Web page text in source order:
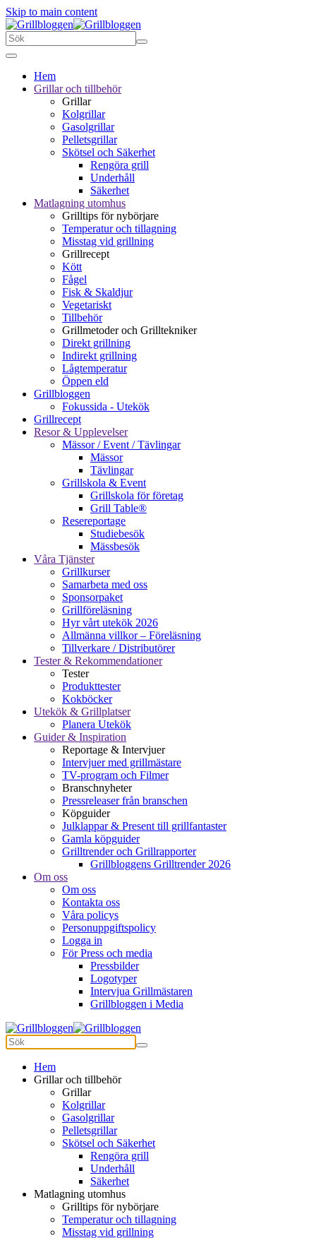
Skip to main content
Hem
Grillar och tillbehör
Grillar
Kolgrillar
Gasolgrillar
Pelletsgrillar
Skötsel och Säkerhet
Rengöra grill
Underhåll
Säkerhet
Matlagning utomhus
Grilltips för nybörjare
Temperatur och tillagning
Misstag vid grillning
Grillrecept
Kött
Fågel
Fisk & Skaldjur
Vegetariskt
Tillbehör
Grillmetoder och Grilltekniker
Direkt grillning
Indirekt grillning
Lågtemperatur
Öppen eld
Grillbloggen
Fokussida - Utekök
Grillrecept
Resor & Upplevelser
Mässor / Event / Tävlingar
Mässor
Tävlingar
Grillskola & Event
Grillskola för företag
Grill Table®
Resereportage
Studiebesök
Mässbesök
Våra Tjänster
Grillkurser
Samarbeta med oss
Sponsorpaket
Grillföreläsning
Hyr vårt utekök 2026
Allmänna villkor – Föreläsning
Tillverkare / Distributörer
Tester & Rekommendationer
Tester
Produkttester
Kokböcker
Utekök & Grillplatser
Planera Utekök
Guider & Inspiration
Reportage & Intervjuer
Intervjuer med grillmästare
TV-program och Filmer
Branschnyheter
Pressreleaser från branschen
Köpguider
Julklappar & Present till grillfantaster
Gamla köpguider
Grilltrender och Grillrapporter
Grillbloggens Grilltrender 2026
Om oss
Om oss
Kontakta oss
Våra policys
Personuppgiftspolicy
Logga in
För Press och media
Pressbilder
Logotyper
Intervjua Grillmästaren
Grillbloggen i Media
Hem
Grillar och tillbehör
Grillar
Kolgrillar
Gasolgrillar
Pelletsgrillar
Skötsel och Säkerhet
Rengöra grill
Underhåll
Säkerhet
Matlagning utomhus
Grilltips för nybörjare
Temperatur och tillagning
Misstag vid grillning